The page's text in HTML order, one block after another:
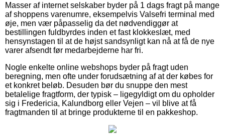
Masser af internet selskaber byder på 1 dags fragt på mange
af shoppens varenumre, eksempelvis Valsefri terminal med
øje, men vær påpasselig da det nødvendiggør at
bestillingen fuldbyrdes inden et fast klokkeslæt, med
hensynstagen til at de højst sandsynligt kan nå at få de nye
varer afsendt før medarbejderne har fri.
Nogle enkelte online webshops byder på fragt uden
beregning, men ofte under forudsætning af at der købes for
et konkret beløb. Desuden bør du snuppe den mest
betalelige fragtform, der typisk – ligegyldigt om du opholder
sig i Fredericia, Kalundborg eller Vejen – vil blive at få
fragtmanden til at bringe produkterne til en pakkeshop.